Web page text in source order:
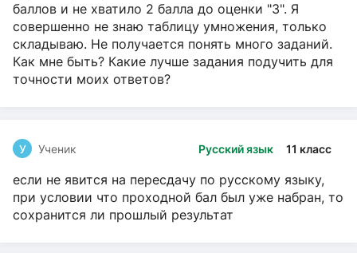
баллов и не хватило 2 балла до оценки "3". Я
совершенно не знаю таблицу умножения, только
складываю. Не получается понять много заданий.
Как мне быть? Какие лучше задания подучить для
точности моих ответов?
Русский язык 11 класс
У Ученик
если не явится на пересдачу по русскому языку,
при условии что проходной бал был уже набран, то
сохранится ли прошлый результат